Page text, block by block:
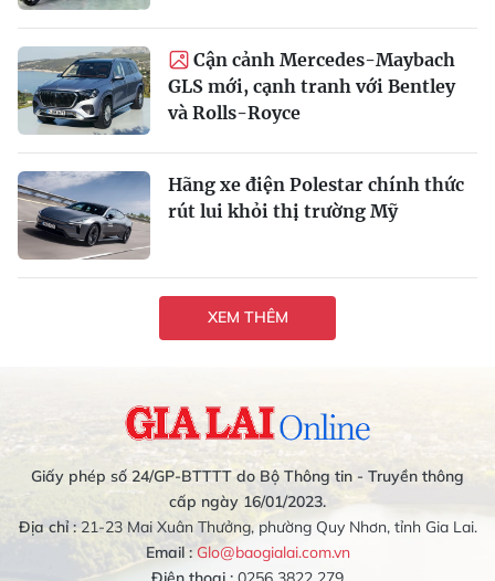
Cận cảnh Mercedes-Maybach
GLS mới, cạnh tranh với Bentley
và Rolls-Royce
Hãng xe điện Polestar chính thức
rút lui khỏi thị trường Mỹ
XEM THÊM
Giấy phép số 24/GP-BTTTT do Bộ Thông tin - Truyền thông
cấp ngày 16/01/2023.
Địa chỉ :21-23 Mai Xuân Thưởng, phường Quy Nhơn, tỉnh Gia Lai.
Email : Glo@baogialai.com.vn